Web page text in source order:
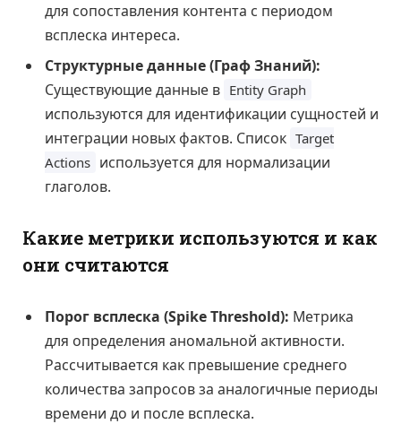
для сопоставления контента с периодом
всплеска интереса.
Структурные данные (Граф Знаний):
Существующие данные в Entity Graph
используются для идентификации сущностей и
интеграции новых фактов. Список Target
Actions используется для нормализации
глаголов.
Какие метрики используются и как
они считаются
Порог всплеска (Spike Threshold): Метрика
для определения аномальной активности.
Рассчитывается как превышение среднего
количества запросов за аналогичные периоды
времени до и после всплеска.